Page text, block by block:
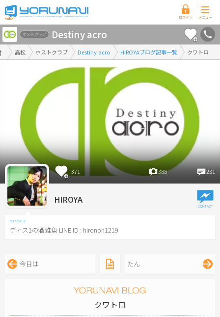
香
川
県
版
高松 ホストクラブ Destiny acro HIROYAブログ記事一覧 クワトロ
ホストクラブ Destiny acro
371 388 231
HIROYA
ディス1の酒雑魚 LINE ID : hironori1219
今日は たん
クワトロ